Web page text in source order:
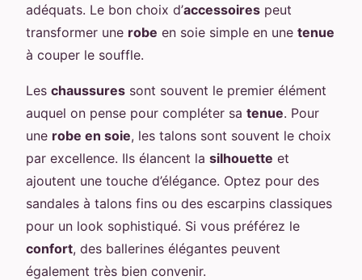
adéquats. Le bon choix d’accessoires peut
transformer une robe en soie simple en une tenue
à couper le souffle.
Les chaussures sont souvent le premier élément
auquel on pense pour compléter sa tenue. Pour
une robe en soie, les talons sont souvent le choix
par excellence. Ils élancent la silhouette et
ajoutent une touche d’élégance. Optez pour des
sandales à talons fins ou des escarpins classiques
pour un look sophistiqué. Si vous préférez le
confort, des ballerines élégantes peuvent
également très bien convenir.